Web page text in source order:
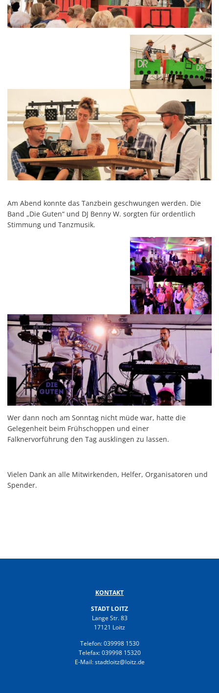
Am Abend konnte das Tanzbein geschwungen werden. Die
Band „Die Guten“ und DJ Benny W. sorgten für ordentlich
Stimmung und Tanzmusik.
Wer dann noch am Sonntag nicht müde war, hatte die
Gelegenheit beim Frühschoppen und einer
Falknervorführung den Tag ausklingen zu lassen.
Vielen Dank an alle Mitwirkenden, Helfer, Organisatoren und
Spender.
KONTAKT
STADT LOITZ
Lange Str. 83
17121 Loitz
Telefon: 039998 1530
Telefax: 039998 15320
E-Mail: stadtloitz@loitz.de